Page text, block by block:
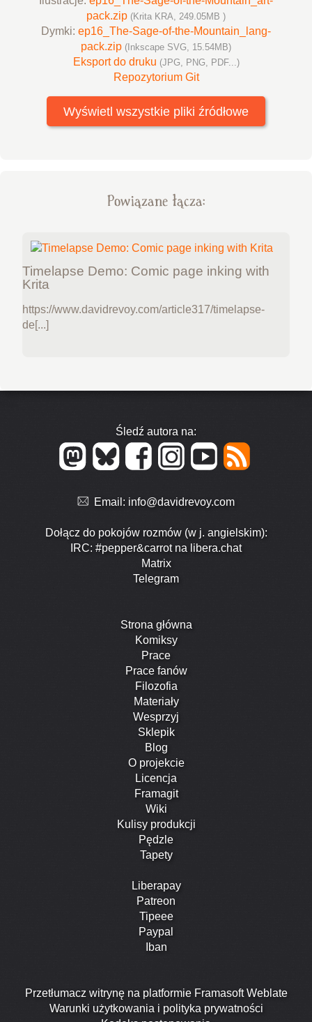
pack.zip (Krita KRA, 249.05MB )
Dymki: ep16_The-Sage-of-the-Mountain_lang-
pack.zip (Inkscape SVG, 15.54MB)
Eksport do druku (JPG, PNG, PDF...)
Repozytorium Git
Wyświetl wszystkie pliki źródłowe
Powiązane łącza:
Timelapse Demo: Comic page inking with
Krita
https://www.davidrevoy.com/article317/timelapse-
de[...]
Śledź autora na:
Email: info@davidrevoy.com
Dołącz do pokojów rozmów (w j. angielskim):
IRC: #pepper&carrot na libera.chat
Matrix
Telegram
Strona główna
Komiksy
Prace
Prace fanów
Filozofia
Materiały
Wesprzyj
Sklepik
Blog
O projekcie
Licencja
Framagit
Wiki
Kulisy produkcji
Pędzle
Tapety
Liberapay
Patreon
Tipeee
Paypal
Iban
Przetłumacz witrynę na platformie Framasoft Weblate
Warunki użytkowania i polityka prywatności